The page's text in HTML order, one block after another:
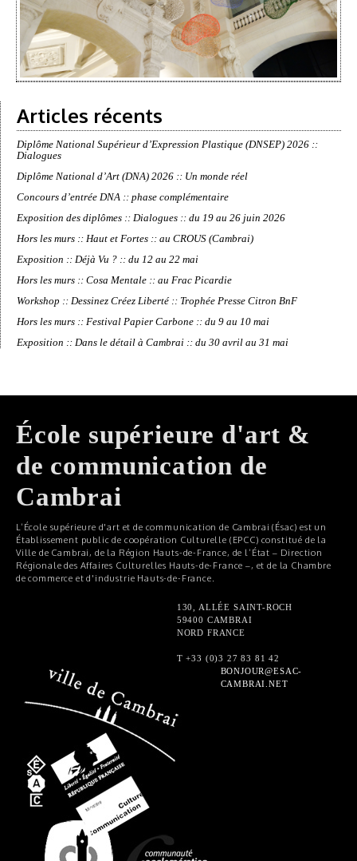
Articles récents
Diplôme National Supérieur d’Expression Plastique (DNSEP) 2026 ::
Dialogues
Diplôme National d’Art (DNA) 2026 :: Un monde réel
Concours d’entrée DNA :: phase complémentaire
Exposition des diplômes :: Dialogues :: du 19 au 26 juin 2026
Hors les murs :: Haut et Fortes :: au CROUS (Cambrai)
Exposition :: Déjà Vu ? :: du 12 au 22 mai
Hors les murs :: Cosa Mentale :: au Frac Picardie
Workshop :: Dessinez Créez Liberté :: Trophée Presse Citron BnF
Hors les murs :: Festival Papier Carbone :: du 9 au 10 mai
Exposition :: Dans le détail à Cambrai :: du 30 avril au 31 mai
École supérieure d'art &
de communication de
Cambrai
L’École supérieure d'art et de communication de Cambrai (Ésac) est un
Établissement public de coopération Culturelle (EPCC) constitué de la
Ville de Cambrai, de la Région Hauts-de-France, de l’État – Direction
Régionale des Affaires Culturelles Hauts-de-France –, et de la Chambre
de commerce et d'industrie Hauts-de-France.
130, ALLÉE SAINT-ROCH
59400 CAMBRAI
NORD FRANCE
T +33 (0)3 27 83 81 42
BONJOUR@ESAC-
CAMBRAI.NET